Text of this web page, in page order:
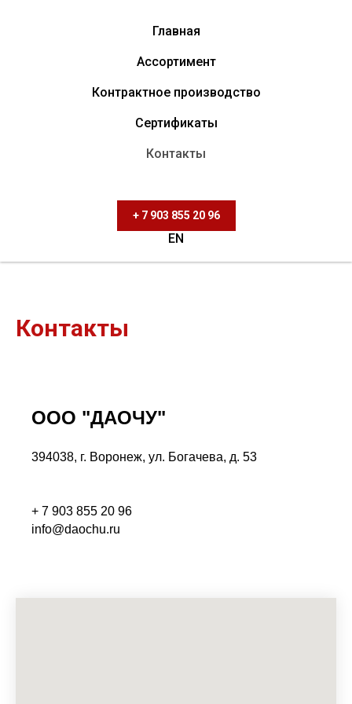
Главная
Ассортимент
Контрактное производство
Сертификаты
Контакты
+ 7 903 855 20 96
EN
Контакты
ООО "ДАОЧУ"
394038, г. Воронеж, ул. Богачева, д. 53
+ 7 903 855 20 96
info@daochu.ru